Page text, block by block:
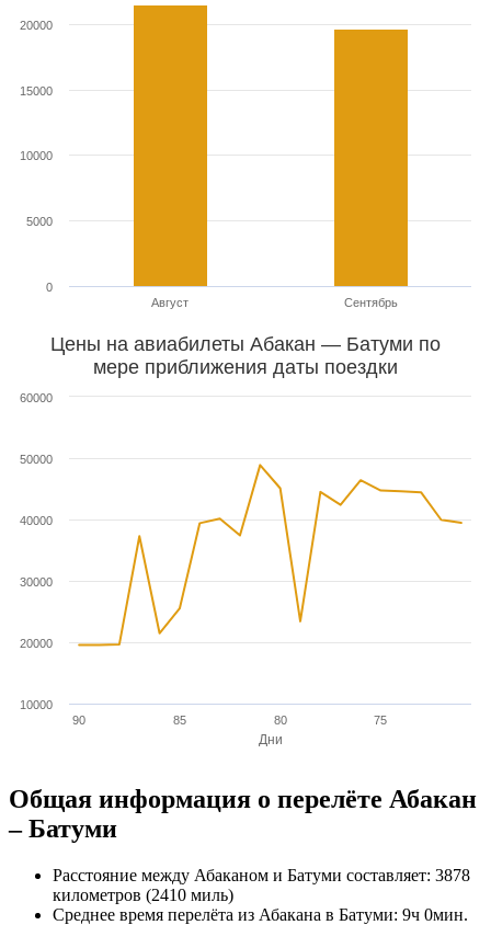
Август Сентябрь
0
5000
10000
15000
20000
Дни
Цены на авиабилеты Абакан — Батуми по
мере приближения даты поездки
90 85 80 75
10000
20000
30000
40000
50000
60000
Общая информация о перелёте Абакан
– Батуми
Расстояние между Абаканом и Батуми составляет: 3878
километров (2410 миль)
Среднее время перелёта из Абакана в Батуми: 9ч 0мин.